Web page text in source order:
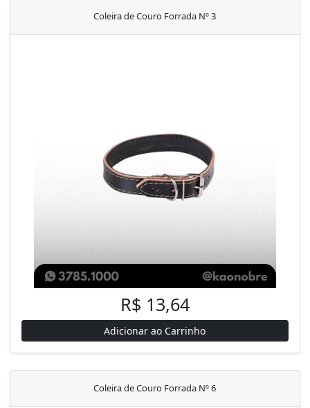
Coleira de Couro Forrada Nº 3
R$ 13,64
Adicionar ao Carrinho
Coleira de Couro Forrada Nº 6